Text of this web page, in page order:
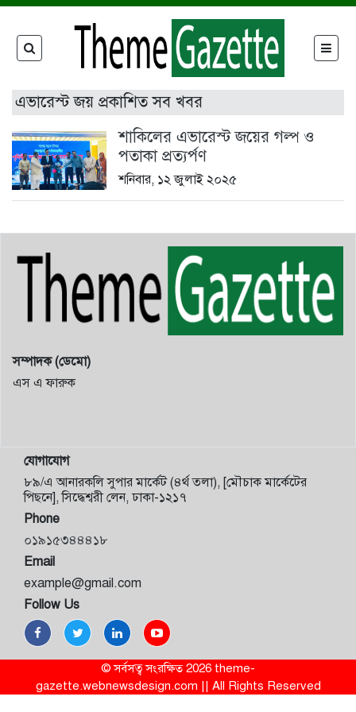
এভারেস্ট জয় প্রকাশিত সব খবর
শাকিলের এভারেস্ট জয়ের গল্প ও
পতাকা প্রত্যর্পণ
শনিবার, ১২ জুলাই ২০২৫
সম্পাদক (ডেমো)
এস এ ফারুক
যোগাযোগ
৮৯/এ আনারকলি সুপার মার্কেট (৪র্থ তলা), [মৌচাক মার্কেটের
পিছনে], সিদ্ধেশ্বরী লেন, ঢাকা-১২১৭
Phone
০১৯১৫৩৪৪৪১৮
Email
example@gmail.com
Follow Us
© সর্বসত্ব সংরক্ষিত 2026 theme-
gazette.webnewsdesign.com || All Rights Reserved